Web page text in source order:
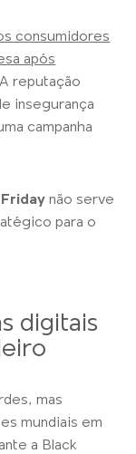
consumidores
após
reputação
insegurança
campanha
não serve
para o
digitais
mas
mundiais em
a Black